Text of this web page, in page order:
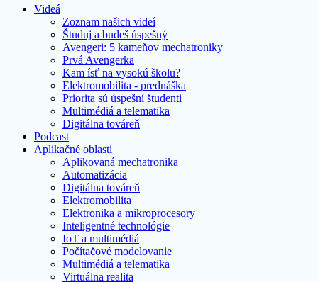
Videá
Zoznam našich videí
Študuj a budeš úspešný
Avengeri: 5 kameňov mechatroniky
Prvá Avengerka
Kam ísť na vysokú školu?
Elektromobilita - prednáška
Priorita sú úspešní študenti
Multimédiá a telematika
Digitálna továreň
Podcast
Aplikačné oblasti
Aplikovaná mechatronika
Automatizácia
Digitálna továreň
Elektromobilita
Elektronika a mikroprocesory
Inteligentné technológie
IoT a multimédiá
Počítačové modelovanie
Multimédiá a telematika
Virtuálna realita